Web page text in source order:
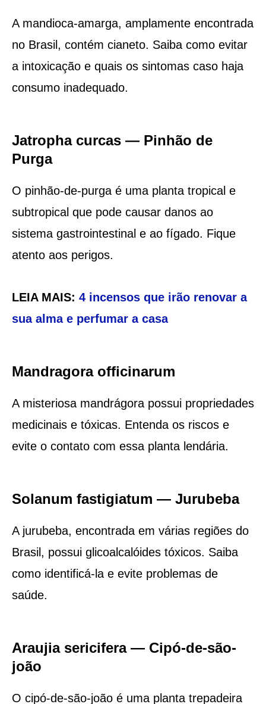
A mandioca-amarga, amplamente encontrada
no Brasil, contém cianeto. Saiba como evitar
a intoxicação e quais os sintomas caso haja
consumo inadequado.
Jatropha curcas — Pinhão de
Purga
O pinhão-de-purga é uma planta tropical e
subtropical que pode causar danos ao
sistema gastrointestinal e ao fígado. Fique
atento aos perigos.
LEIA MAIS: 4 incensos que irão renovar a
sua alma e perfumar a casa
Mandragora officinarum
A misteriosa mandrágora possui propriedades
medicinais e tóxicas. Entenda os riscos e
evite o contato com essa planta lendária.
Solanum fastigiatum — Jurubeba
A jurubeba, encontrada em várias regiões do
Brasil, possui glicoalcalóides tóxicos. Saiba
como identificá-la e evite problemas de
saúde.
Araujia sericifera — Cipó-de-são-
joão
O cipó-de-são-joão é uma planta trepadeira